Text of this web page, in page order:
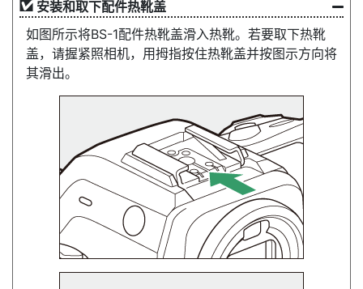
安装和取下配件热靴盖
如图所示将BS-1配件热靴盖滑入热靴。若要取下热靴
盖，请握紧照相机，用拇指按住热靴盖并按图示方向将
其滑出。